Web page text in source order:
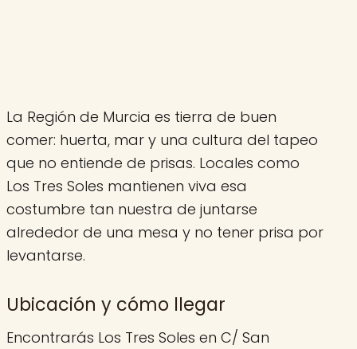
La Región de Murcia es tierra de buen
comer: huerta, mar y una cultura del tapeo
que no entiende de prisas. Locales como
Los Tres Soles mantienen viva esa
costumbre tan nuestra de juntarse
alrededor de una mesa y no tener prisa por
levantarse.
Ubicación y cómo llegar
Encontrarás Los Tres Soles en C/ San